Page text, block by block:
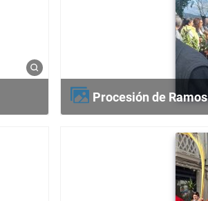
Procesión de Ramos